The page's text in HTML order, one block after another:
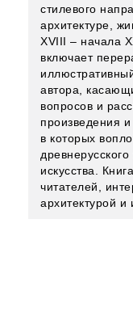
стилевого
архитектуре,
XVIII – начала
включает
автора,
вопросов и
произведения
в которых
искусства.
читателей,
архитектурой и